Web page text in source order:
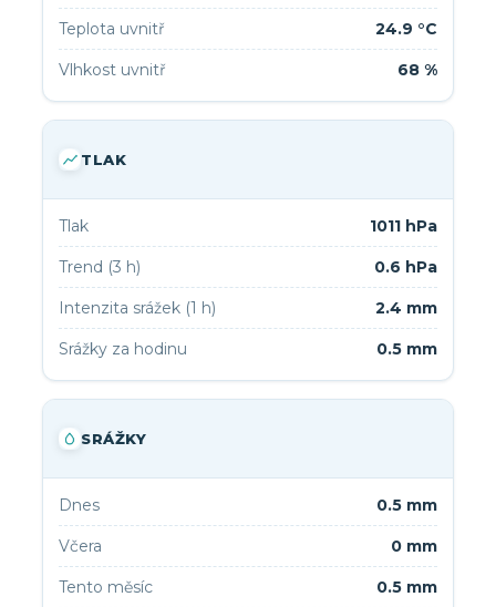
Teplota uvnitř 24.9 °C
Vlhkost uvnitř 68 %
TLAK
Tlak 1011 hPa
Trend (3 h) 0.6 hPa
Intenzita srážek (1 h) 2.4 mm
Srážky za hodinu 0.5 mm
SRÁŽKY
Dnes 0.5 mm
Včera 0 mm
Tento měsíc 0.5 mm